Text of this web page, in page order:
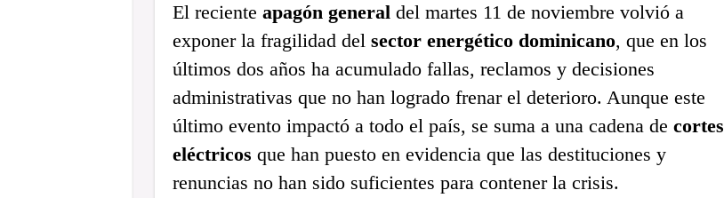
El reciente apagón generaldel martes 11 de noviembre volvió a
exponer la fragilidad del sector energético dominicano, que en los
últimos dos años ha acumulado fallas, reclamos y decisiones
administrativas que no han logrado frenar el deterioro. Aunque este
último evento impactó a todo el país, se suma a una cadena de cortes
eléctricos que han puesto en evidencia que las destituciones y
renuncias no han sido suficientes para contener la crisis.